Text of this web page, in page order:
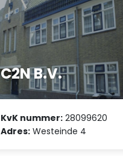
C2N B.V.
KvK nummer: 28099620
Adres: Westeinde 4